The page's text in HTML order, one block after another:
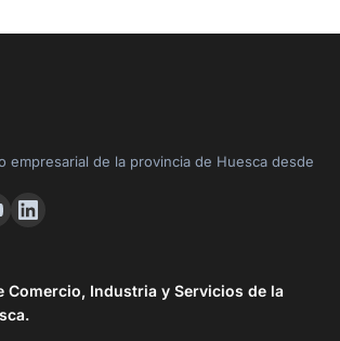
empresarial de la provincia de Huesca desde
Comercio, Industria y Servicios de la